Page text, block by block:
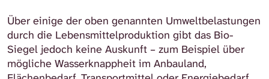
Über einige der oben genannten Umweltbelastungen
durch die Lebensmittelproduktion gibt das Bio-
Siegel jedoch keine Auskunft – zum Beispiel über
mögliche Wasserknappheit im Anbauland,